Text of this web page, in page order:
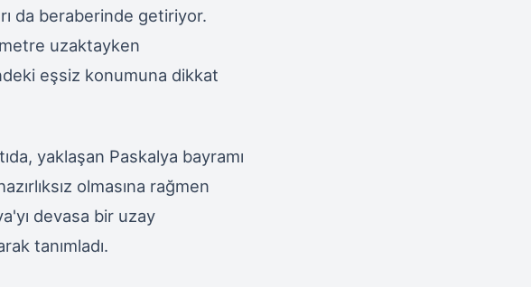
da beraberinde getiriyor.
uzaktayken
eşsiz konumuna dikkat
yaklaşan Paskalya bayramı
olmasına rağmen
devasa bir uzay
tanımladı.